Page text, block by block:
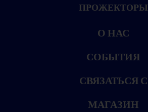
ПРОЖЕКТОРЫ
О НАС
СОБЫТИЯ
СВЯЗАТЬСЯ С
МАГАЗИН